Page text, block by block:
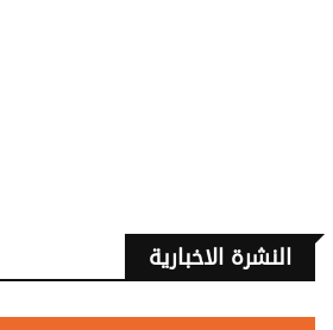
النشرة الاخبارية